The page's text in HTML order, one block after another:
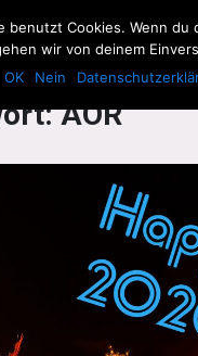
Men
AOR
benutzt Cookies. Wenn du
wir von deinem
OK
Nein